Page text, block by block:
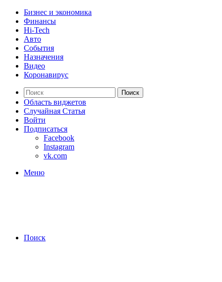
Бизнес и экономика
Финансы
Hi-Tech
Авто
События
Назначения
Видео
Коронавирус
Поиск
Область виджетов
Случайная Статья
Войти
Подписаться
Facebook
Instagram
vk.com
Меню
Поиск